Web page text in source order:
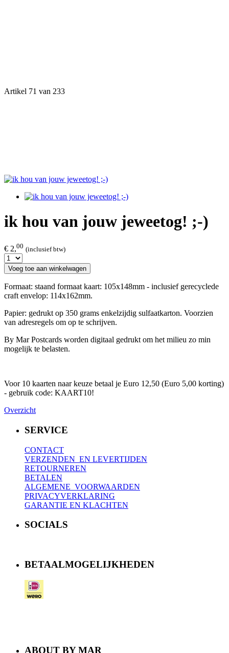
Artikel 71 van 233
ik hou van jouw jeweetog! ;-)
€ 2,00 (inclusief btw)
Voeg toe aan winkelwagen
Formaat: staand formaat kaart: 105x148mm - inclusief gerecyclede
craft envelop: 114x162mm.
Papier: gedrukt op 350 grams enkelzijdig sulfaatkarton. Voorzien
van adresregels om op te schrijven.
By Mar Postcards worden digitaal gedrukt om het milieu zo min
mogelijk te belasten.
Voor 10 kaarten naar keuze betaal je Euro 12,50 (Euro 5,00 korting)
- gebruik code: KAART10!
Overzicht
SERVICE
CONTACT
VERZENDEN EN LEVERTIJDEN
RETOURNEREN
BETALEN
ALGEMENE VOORWAARDEN
PRIVACYVERKLARING
GARANTIE EN KLACHTEN
SOCIALS
BETAALMOGELIJKHEDEN
ABOUT BY MAR